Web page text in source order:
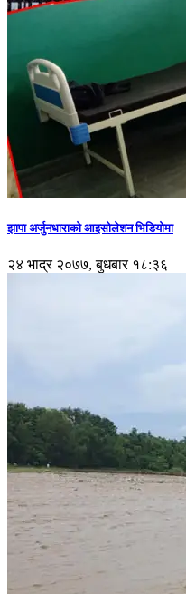
झापा अर्जुनधाराको आइसोलेशन भिडियोमा
२४ भाद्र २०७७, बुधबार १८:३६